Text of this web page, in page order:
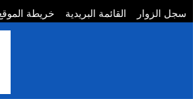
سجل الزوار القائمة البريدية خريطة